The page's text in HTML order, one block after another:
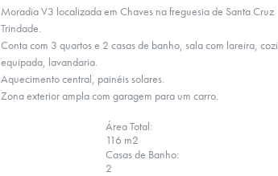
Moradia V3 localizada em Chaves na freguesia de Santa Cruz
Trindade.
Conta com 3 quartos e 2 casas de banho, sala com lareira,
equipada, lavandaria.
Aquecimento central, painéis solares.
Zona exterior ampla com garagem para um carro.
Área Total:
116 m2
Casas de Banho:
2